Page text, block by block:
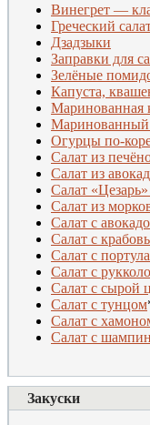
Винегрет —
Греческий
Дзадзыки
Заправки для
Зелёные
Капуста,
Маринованная
Маринованный
Огурцы по-
Салат из
Салат из
Салат
Салат из
Салат с
Салат с
Салат с
Салат с
Салат с сырой
Салат с тунцом
Салат с
Салат с
Закуски